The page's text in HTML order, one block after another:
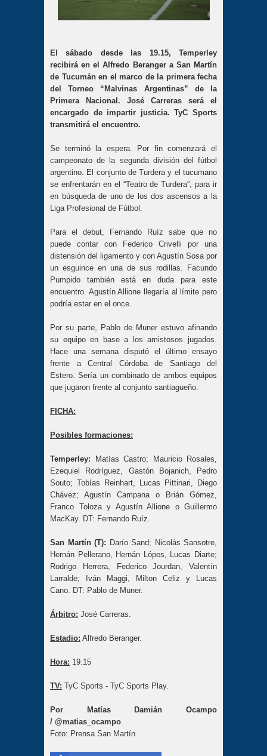
El sábado desde las 19.15, Temperley
recibirá en el Alfredo Beranger a San Martín
de Tucumán en el marco de la primera fecha
del Torneo “Malvinas Argentinas” de la
Primera Nacional. José Carreras será el
encargado de impartir justicia. TyC Sports
transmitirá el encuentro.
Se terminó la espera. Por fin comenzará el
campeonato de la segunda división del fútbol
argentino. El conjunto de Turdera y el tucumano
se enfrentarán en el “Teatro de Turdera”, para ir
en búsqueda de uno de los dos ascensos a la
Liga Profesional de Fútbol.
Para el debut, Fernando Ruíz sabe que no
puede contar con Federico Crivelli por una
distensión del ligamento y con Agustín Sosa por
un esguince en una de sus rodillas. Facundo
Pumpido también está en duda para este
encuentro. Agustín Allione llegaría al límite pero
podría estar en el once.
Por su parte, Pablo de Muner estuvo afinando
su equipo en base a los amistosos jugados.
Hace una semana disputó el último ensayo
frente a Central Córdoba de Santiago del
Estero. Sería un combinado de ambos equipos
que jugaron frente al conjunto santiagueño.
FICHA:
Posibles formaciones:
Temperley: Matías Castro; Mauricio Rosales,
Ezequiel Rodríguez, Gastón Bojanich, Pedro
Souto; Tobías Reinhart, Lucas Pittinari, Diego
Chávez; Agustín Campana o Brián Gómez,
Franco Toloza y Agustín Allione o Guillermo
MacKay. DT: Fernando Ruíz.
San Martín (T): Darío Sand; Nicolás Sansotre,
Hernán Pellerano, Hernán Lópes, Lucas Diarte;
Rodrigo Herrera, Federico Jourdan, Valentín
Larralde; Iván Maggi, Milton Celiz y Lucas
Cano. DT: Pablo de Muner.
Árbitro: José Carreras.
Estadio: Alfredo Beranger.
Hora: 19.15
TV: TyC Sports - TyC Sports Play.
Por Matías Damián Ocampo
/ @matias_ocampo
Foto: Prensa San Martín.